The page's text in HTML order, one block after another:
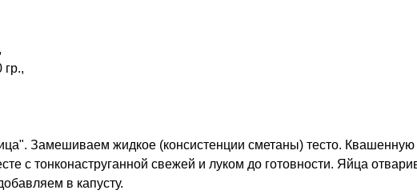
гр.,
Замешиваем жидкое (консистенции сметаны) тесто. Квашенную
с тонконаструганной свежей и луком до готовности. Яйца
в капусту.